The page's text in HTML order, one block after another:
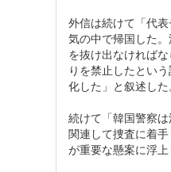
外信は続けて「代
気の中で帰国した
を抜け出なければ
りを禁止したとい
化した」と叙述した
続けて「韓国警察
関連して捜査に着
が重要な懸案に浮上